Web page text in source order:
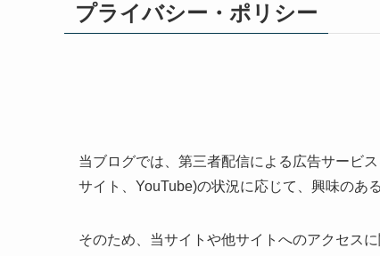
プライバシー・ポリシー
当ブログでは、第三者配信による広告サービ
サイト、YouTube)の状況に応じて、興味のあ
そのため、当サイトや他サイトへのアクセス